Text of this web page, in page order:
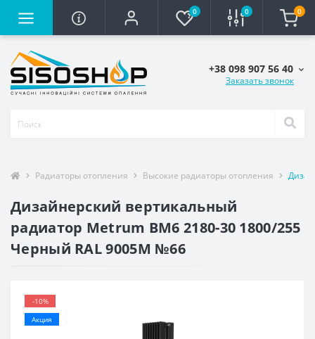
0 0 0
+38 098 907 56 40
Заказать звонок
Радиаторы отопления Высокие радиаторы отопления
Дизайнерский вертикальный
радиатор Metrum BM6 2180-30 1800/255
Черный RAL 9005M №66
-10%
Акция